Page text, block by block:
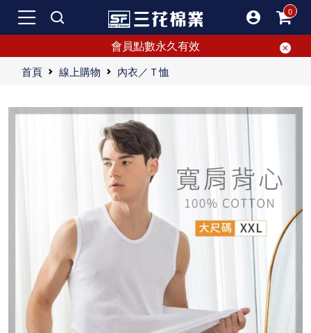
會員點數永久有效
首頁 線上購物 內衣／Ｔ恤
舒適的內著首選，非三花莫屬！三花全棉男背心，50年品質保證。其柔軟觸感，讓您感受純棉的舒適，是網友激薦的熱銷品。立體剪裁設計，完美貼合各種體型，讓您一穿即愛。外型簡單好看，一整天都能享受舒適感。升級您的衣櫃，快邀朋友一起購入三花全棉男背心吧！
"今天，我想分享一個最近給我丈夫買的三花全棉背心的體驗。這款全棉背心真是無可挑剔，讓我忍不住要大力推薦！ 首先，我要說，三花全棉男背心確實是舒適內衣的專業首選。我們家多年間試過各種品牌的男內衣，但這次選擇的三花全棉男背心讓我覺得非常值得。這家擁有50年歷史的品牌，其品質值得信賴。穿上這件全棉背心後，舒適的感覺立馬就能感受到。不是每個品牌都能做到這麼讓人滿意的舒適感，而三花全棉背心恰恰做到了，穿上去就像在穿雲朵一樣，柔軟又舒適。 說到網友們熱推的三花全棉背心，我也不得不跟風推薦一下。這件全棉背心的柔軟觸感一穿就能感受到純棉的極致舒適。不知道你們是否有這種經歷，穿上一款內衣後，瞬間覺得進入了舒適的天堂？三花全棉背心就有這樣的魔力，它的純棉材質讓人瞬間放鬆，這種柔軟感實在讓人心滿意足。 接下來，三花全棉背心的立體剪裁設計也是一大亮點。這款全棉背心經過精心設計，能夠完美滿足各種體型需求。立體剪裁讓背心更加合身，不論是穿著還是活動時，都能感受到良好的支撐感。穿上這款全棉背心，感覺整個人都被輕輕包裹住，既舒適又有型，非常推薦給那些在尋找高品質內衣的朋友們。 三花全棉男背心的版型簡單又好看。這款背心的設計簡約大方，無論是搭配休閒褲還是牛仔褲，都能輕鬆展現一整天的舒適感。不僅適合日常穿著，它的舒適感讓你隨時隨地都能保持輕鬆自如。簡約好看的設計，不管是自己穿還是送給他人，都非常合適。 當然，三花全棉背心也有升級你衣櫃的潛力。無論是搭配西裝褲還是牛仔褲，這款全棉背心都能輕鬆勝任。不管你是去健身還是日常穿著，這件全棉背心都能讓你感受到無比的舒適。我們家那位一穿上這款全棉背心，立刻感受到不同凡響的穿著體驗。試過之後，他就知道什麼才是真正的舒適感！ 對我來說，這款三花全棉背心是真正的舒適代表。柔軟的材質、合身的設計，加上品牌的信賴感，讓我在挑選內衣的過程中更加有信心。這款全棉背心不僅給我丈夫帶來了舒適的穿著感，也讓我感到心滿意足。這樣的全棉背心，不僅是一件內衣，更是一份貼心的呵護。 如果你們也在尋找一款舒適的男內衣，三花全棉男背心絕對值得入手。它的舒適感、柔軟度和設計都能滿足你的需求。不妨試試看，給自己或你的另一半帶來一份溫暖和舒適吧！希望我的分享能幫助到你們，讓大家都能享受到這款全棉背心的優質體驗！"